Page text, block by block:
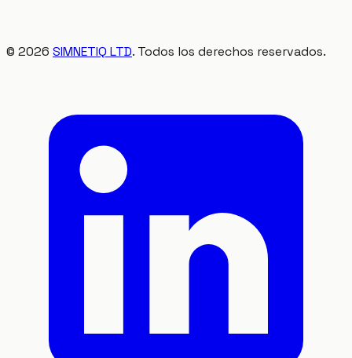
© 2026 SIMNETIQ LTD. Todos los derechos reservados.